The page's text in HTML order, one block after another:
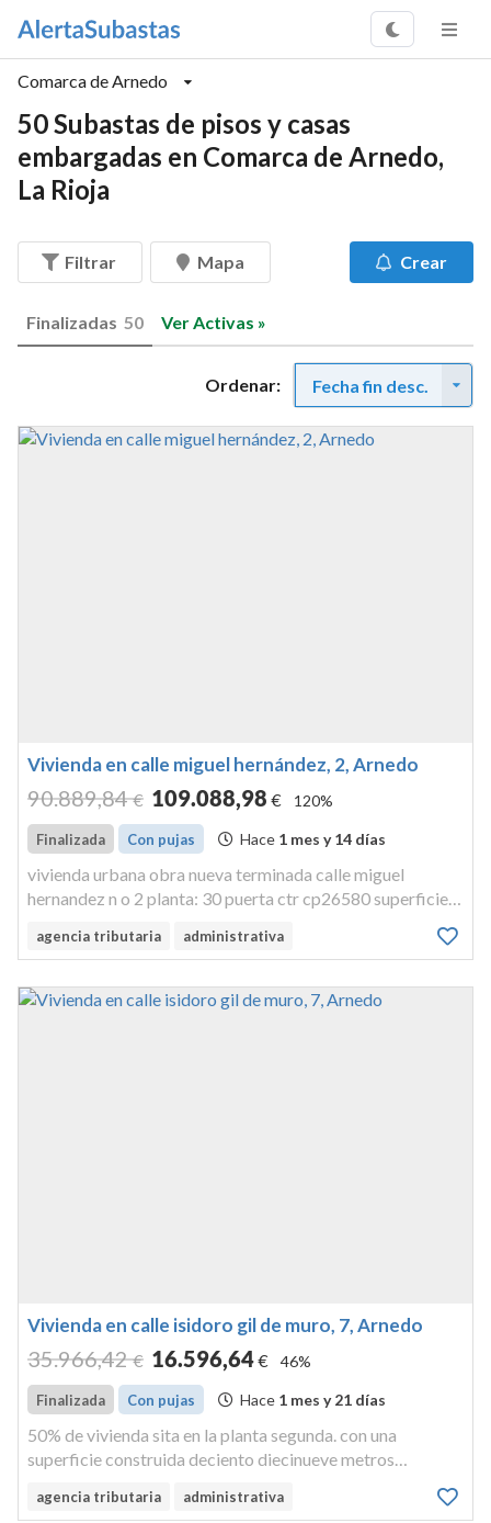
Comarca de Arnedo
50 Subastas de pisos y casas
embargadas en Comarca de Arnedo,
La Rioja
Filtrar Mapa Crear
Finalizadas 50 Ver Activas »
Ordenar: Fecha fin desc.
Vivienda en calle miguel hernández, 2, Arnedo
90.889,84 € 109.088,98 € 120%
Finalizada Con pujas Hace 1 mes y 14 días
vivienda urbana obra nueva terminada calle miguel
hernandez n o 2 planta: 30 puerta ctr cp26580 superficie
número de orden: 24 cuota de y 2,25% conjunto referencia
agencia tributaria administrativa
Vivienda en calle isidoro gil de muro, 7, Arnedo
35.966,42 € 16.596,64€ 46%
Finalizada Con pujas Hace 1 mes y 21 días
50% de vivienda sita en la planta segunda. con una
superficie construida deciento diecinueve metros
ocupa la totalidad de la planta. compuesta de
agencia tributaria administrativa